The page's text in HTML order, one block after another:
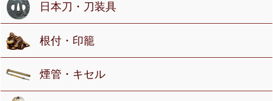
日本刀・刀装具
根付・印籠
煙管・キセル